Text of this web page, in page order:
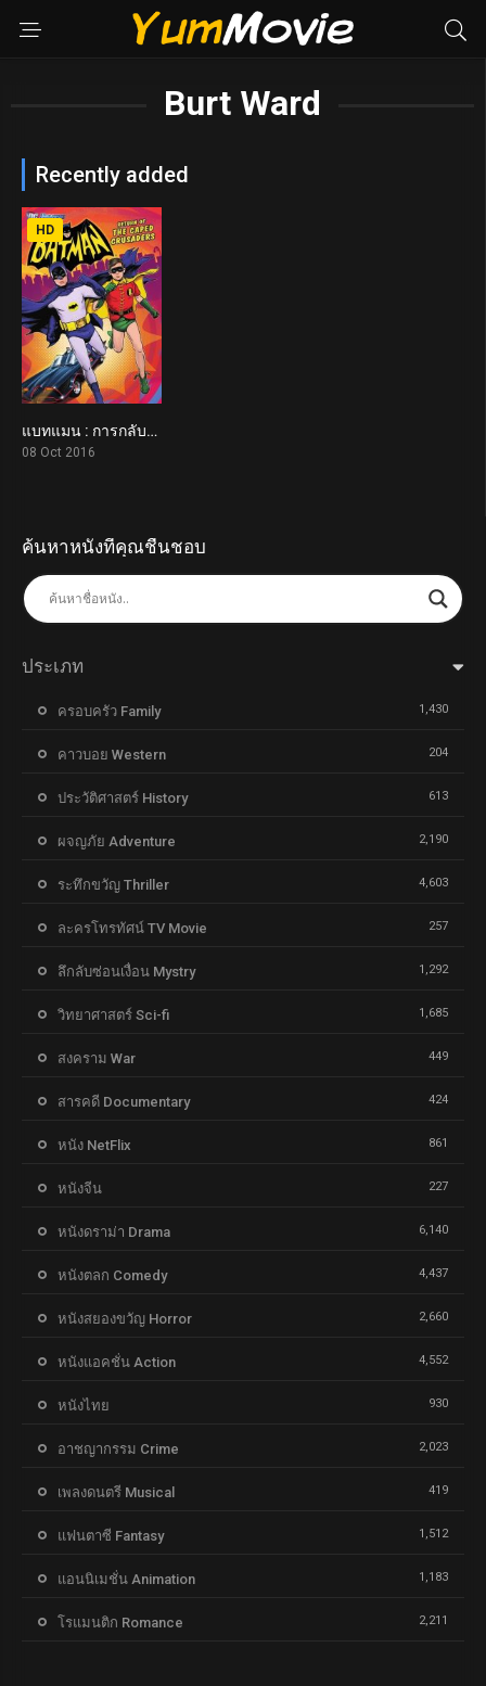
Burt Ward
Recently added
6.8
HD
แบทแมน : การกลับมาของมนุษย์ค้างคาว Batman: Return of the Caped Crusaders (2016)
08 Oct 2016
ค้นหาหนังที่คุณชื่นชอบ
ประเภท
ครอบครัว Family 1,430
คาวบอย Western 204
ประวัติศาสตร์ History 613
ผจญภัย Adventure 2,190
ระทึกขวัญ Thriller 4,603
ละครโทรทัศน์ TV Movie 257
ลึกลับซ่อนเงื่อน Mystry 1,292
วิทยาศาสตร์ Sci-fi 1,685
สงคราม War 449
สารคดี Documentary 424
หนัง NetFlix 861
หนังจีน 227
หนังดราม่า Drama 6,140
หนังตลก Comedy 4,437
หนังสยองขวัญ Horror 2,660
หนังแอคชั่น Action 4,552
หนังไทย 930
อาชญากรรม Crime 2,023
เพลงดนตรี Musical 419
แฟนตาซี Fantasy 1,512
แอนนิเมชั่น Animation 1,183
โรแมนติก Romance 2,211